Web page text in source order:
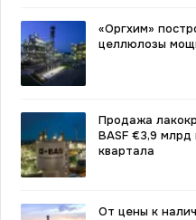
«Оргхим»
целлюлозы
Продажа
BASF €3,9 млрд
квартала
От цены к